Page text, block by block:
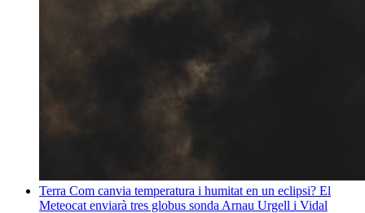
Terra Com canvia temperatura i humitat en un eclipsi? El
Meteocat enviarà tres globus sonda Arnau Urgell i Vidal